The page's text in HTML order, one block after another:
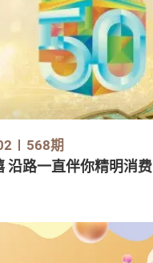
568期
沿路一直伴你精明消费